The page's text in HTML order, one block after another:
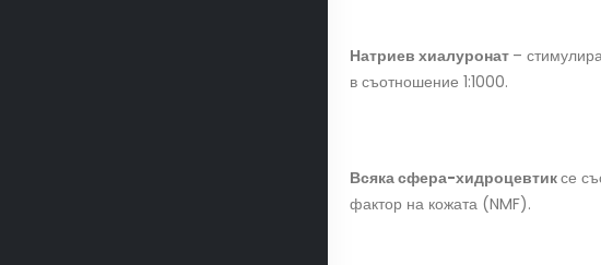
Натриев хиалуронат –
в съотношение 1:1000.
Всяка сфера-хидроцевтиксе
фактор на кожата (NMF).